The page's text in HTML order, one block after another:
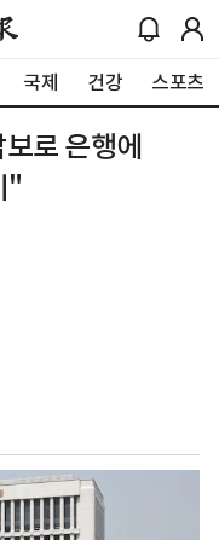
국제 건강 스포츠
로 은행에
"